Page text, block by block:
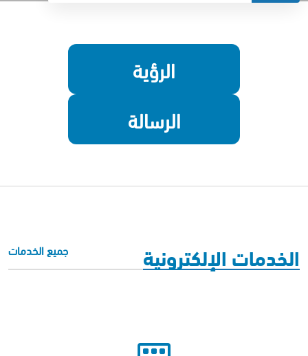
الرؤية
الرسالة
الخدمات الإلكترونية جميع الخدمات